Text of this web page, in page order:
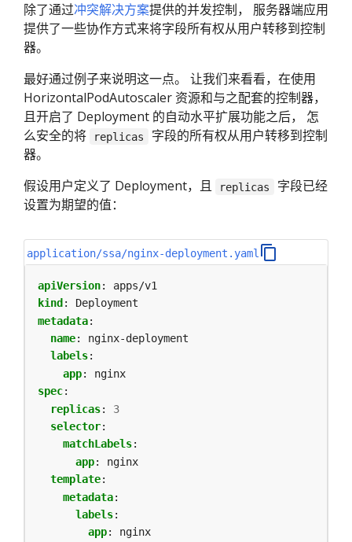
除了通过冲突解决方案提供的并发控制， 服务器端应用
提供了一些协作方式来将字段所有权从用户转移到控制
器。
最好通过例子来说明这一点。 让我们来看看，在使用
Horizo​​ntalPodAutoscaler 资源和与之配套的控制器，
且开启了 Deployment 的自动水平扩展功能之后， 怎
么安全的将
replicas
字段的所有权从用户转移到控制
器。
假设用户定义了 Deployment，且
replicas
字段已经
设置为期望的值：
application/ssa/nginx-deployment.yaml
apiVersion:
apps/v1
kind :
Deployment
metadata:
name:
nginx-deployment
labels:
app:
nginx
spec:
replicas:
3
selector:
matchLabels:
app:
nginx
template:
metadata:
labels:
app:
nginx